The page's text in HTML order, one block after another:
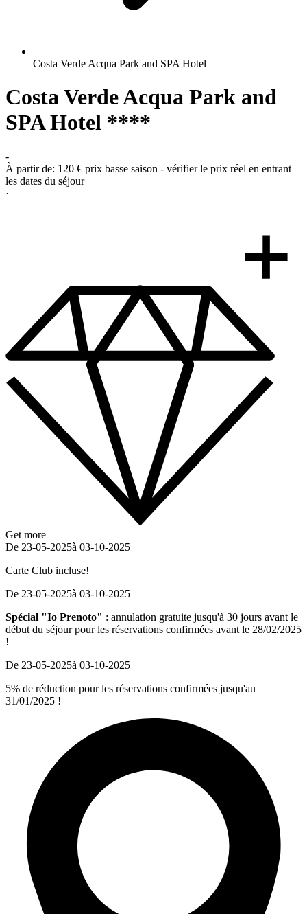
Costa Verde Acqua Park and SPA Hotel
Costa Verde Acqua Park and
SPA Hotel ****
-
À partir de: 120 € prix basse saison - vérifier le prix réel en entrant
les dates du séjour
·
Get more
De 23-05-2025à 03-10-2025
Carte Club incluse!
De 23-05-2025à 03-10-2025
Spécial "Io Prenoto" : annulation gratuite jusqu'à 30 jours avant le
début du séjour pour les réservations confirmées avant le 28/02/2025
!
De 23-05-2025à 03-10-2025
5% de réduction pour les réservations confirmées jusqu'au
31/01/2025 !